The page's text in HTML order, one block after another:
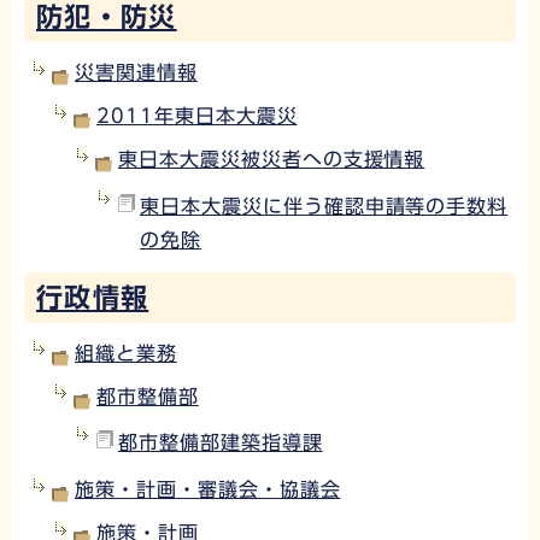
防犯・防災
災害関連情報
2011年東日本大震災
東日本大震災被災者への支援情報
東日本大震災に伴う確認申請等の手数料
の免除
行政情報
組織と業務
都市整備部
都市整備部建築指導課
施策・計画・審議会・協議会
施策・計画